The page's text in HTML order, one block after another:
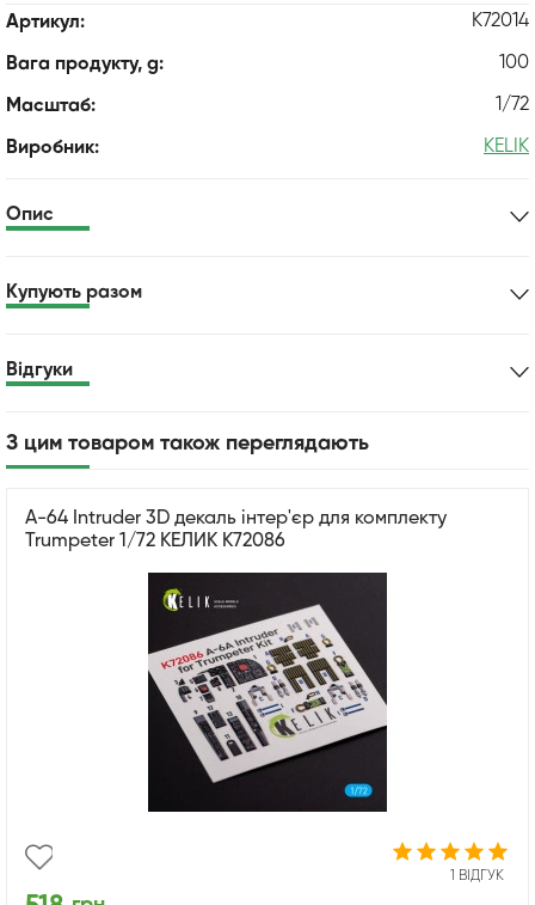
Артикул: K72014
Вага продукту, g: 100
Масштаб: 1/72
Виробник: KELIK
Опис
Купують разом
Відгуки
З цим товаром також переглядають
A-64 Intruder 3D декаль інтер'єр для комплекту
Trumpeter 1/72 КЕЛИК K72086
1 ВІДГУК